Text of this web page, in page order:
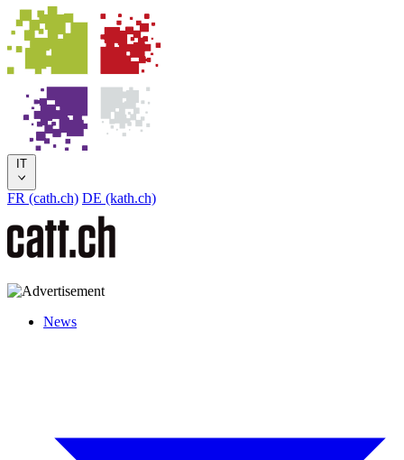
IT
FR (cath.ch) DE (kath.ch)
News